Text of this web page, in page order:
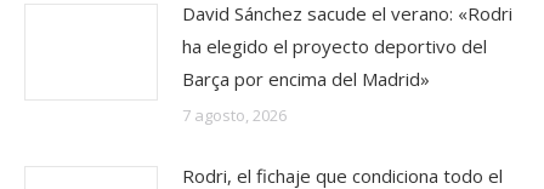
David Sánchez sacude el verano: «Rodri
ha elegido el proyecto deportivo del
Barça por encima del Madrid»
7 agosto, 2026
Rodri, el fichaje que condiciona todo el